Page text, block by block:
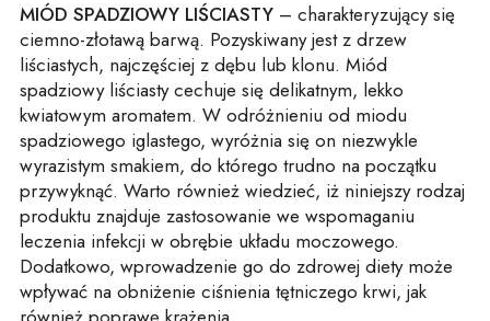
MIÓD SPADZIOWY LIŚCIASTY – charakteryzujący się
ciemno-złotawą barwą. Pozyskiwany jest z drzew
liściastych, najczęściej z dębu lub klonu. Miód
spadziowy liściasty cechuje się delikatnym, lekko
kwiatowym aromatem. W odróżnieniu od miodu
spadziowego iglastego, wyróżnia się on niezwykle
wyrazistym smakiem, do którego trudno na początku
przywyknąć. Warto również wiedzieć, iż niniejszy rodzaj
produktu znajduje zastosowanie we wspomaganiu
leczenia infekcji w obrębie układu moczowego.
Dodatkowo, wprowadzenie go do zdrowej diety może
wpływać na obniżenie ciśnienia tętniczego krwi, jak